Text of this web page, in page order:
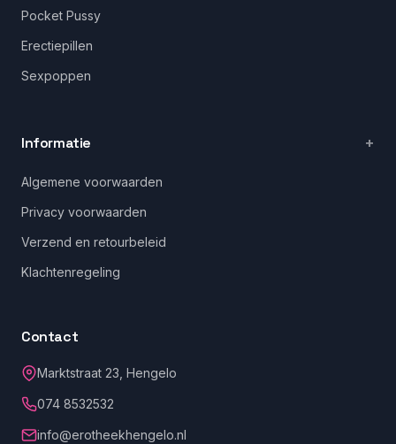
Pocket Pussy
Erectiepillen
Sexpoppen
Informatie
Algemene voorwaarden
Privacy voorwaarden
Verzend en retourbeleid
Klachtenregeling
Contact
Marktstraat 23, Hengelo
074 8532532
info@erotheekhengelo.nl